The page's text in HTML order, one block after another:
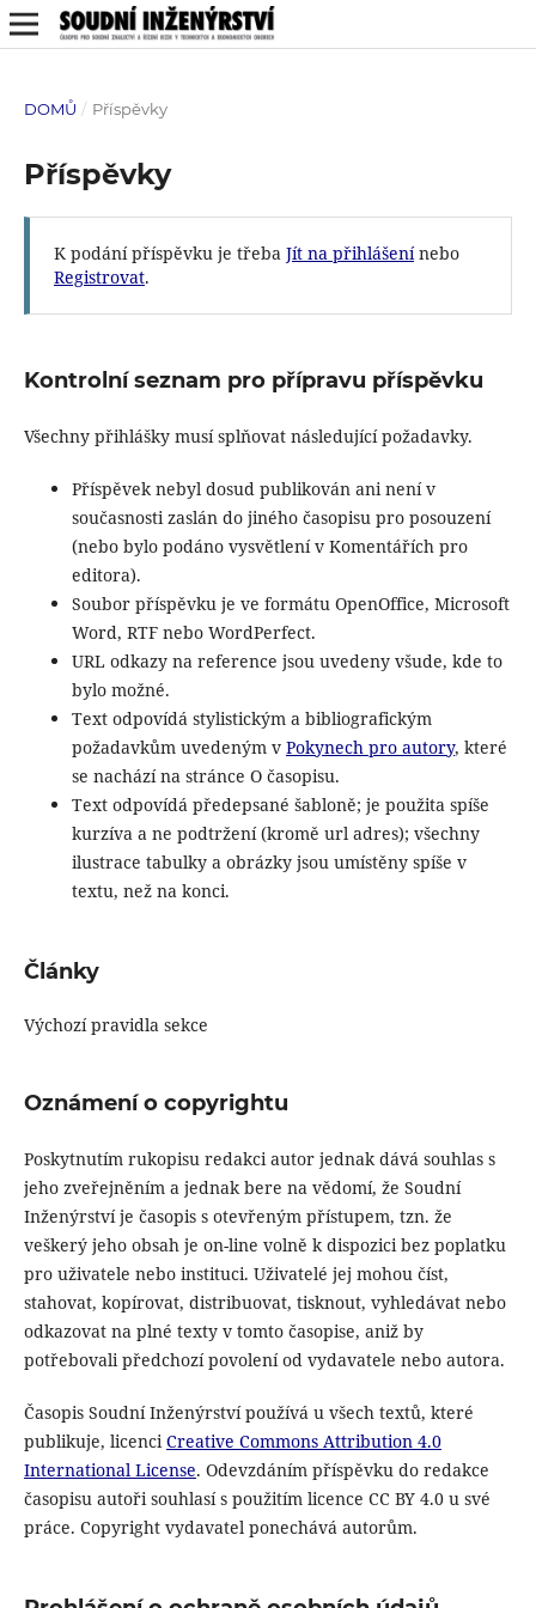
DOMŮ / Příspěvky
Příspěvky
K podání příspěvku je třeba Jít na přihlášenínebo
Registrovat.
Kontrolní seznam pro přípravu příspěvku
Všechny přihlášky musí splňovat následující požadavky.
Příspěvek nebyl dosud publikován ani není v
současnosti zaslán do jiného časopisu pro posouzení
(nebo bylo podáno vysvětlení v Komentářích pro
editora).
Soubor příspěvku je ve formátu OpenOffice, Microsoft
Word, RTF nebo WordPerfect.
URL odkazy na reference jsou uvedeny všude, kde to
bylo možné.
Text odpovídá stylistickým a bibliografickým
požadavkům uvedeným v Pokynech pro autory, které
se nachází na stránce O časopisu.
Text odpovídá předepsané šabloně; je použita spíše
kurzíva a ne podtržení (kromě url adres); všechny
ilustrace tabulky a obrázky jsou umístěny spíše v
textu, než na konci.
Články
Výchozí pravidla sekce
Oznámení o copyrightu
Poskytnutím rukopisu redakci autor jednak dává souhlas s
jeho zveřejněním a jednak bere na vědomí, že Soudní
Inženýrství je časopis s otevřeným přístupem, tzn. že
veškerý jeho obsah je on-line volně k dispozici bez poplatku
pro uživatele nebo instituci. Uživatelé jej mohou číst,
stahovat, kopírovat, distribuovat, tisknout, vyhledávat nebo
odkazovat na plné texty v tomto časopise, aniž by
potřebovali předchozí povolení od vydavatele nebo autora.
Časopis Soudní Inženýrství používá u všech textů, které
publikuje, licenciCreative Commons Attribution 4.0
International License. Odevzdáním příspěvku do redakce
časopisu autoři souhlasí s použitím licence CC BY 4.0 u své
práce. Copyright vydavatel ponechává autorům.